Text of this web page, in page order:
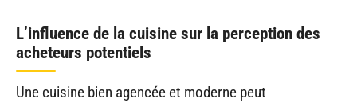
L’influence de la cuisine sur la perception des
acheteurs potentiels
Une cuisine bien agencée et moderne peut